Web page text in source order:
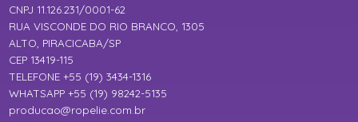
CNPJ 11.126.231/0001-62
RUA VISCONDE DO RIO BRANCO, 1305
ALTO, PIRACICABA/SP
CEP 13419-115
TELEFONE +55 (19) 3434-1316
WHATSAPP +55 (19) 98242-5135
producao@ropelie.com.br